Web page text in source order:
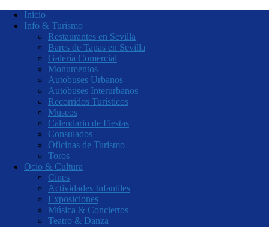
Inicio
Info & Turismo
Restaurantes en Sevilla
Bares de Tapas en Sevilla
Galería Comercial
Monumentos
Autobuses Urbanos
Autobuses Interurbanos
Recorridos Turísticos
Museos
Calendario de Fiestas
Consulados
Oficinas de Turismo
Toros
Ocio & Cultura
Cines
Actividades Infantiles
Exposiciones
Música & Conciertos
Teatro & Danza